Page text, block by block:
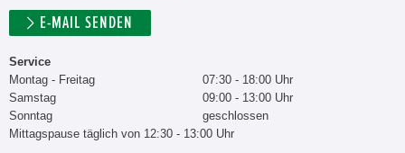
E-MAIL SENDEN
Service
Montag - Freitag
07:30 - 18:00 Uhr
Samstag
09:00 - 13:00 Uhr
Sonntag
geschlossen
Mittagspause täglich von 12:30 - 13:00 Uhr